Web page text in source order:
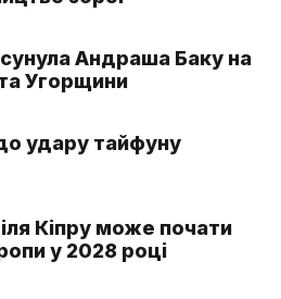
Андраша Баку на
Угорщини
удару тайфуну
Кіпру може почати
у 2028 році